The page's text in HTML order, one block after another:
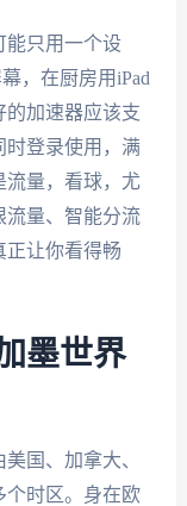
能只用一个设
，在厨房用iPad
的加速器应该支
时登录使用，满
流量，看球，尤
流量、智能分流
正让你看得畅
墨世界
国、加拿大、
个时区。身在欧